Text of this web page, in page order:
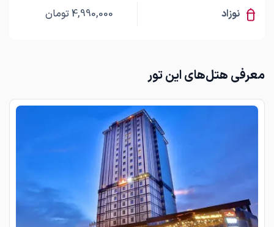
نوزاد 4,990,000تومان
معرفی هتل‌های این تور